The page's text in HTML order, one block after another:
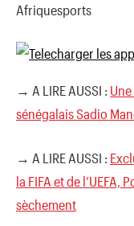
Afriquesports
→ A LIRE AUSSI :
sénégalais Sadio
→ A LIRE AUSSI :
la FIFA et de
sèchement